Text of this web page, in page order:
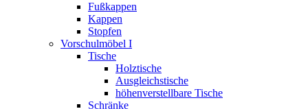
Fußkappen
Kappen
Stopfen
Vorschulmöbel I
Tische
Holztische
Ausgleichstische
höhenverstellbare Tische
Schränke